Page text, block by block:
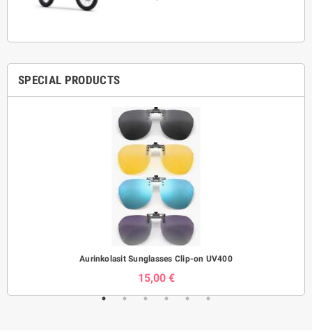
SPECIAL PRODUCTS
Aurinkolasit Sunglasses Clip-on UV400
15,00 €